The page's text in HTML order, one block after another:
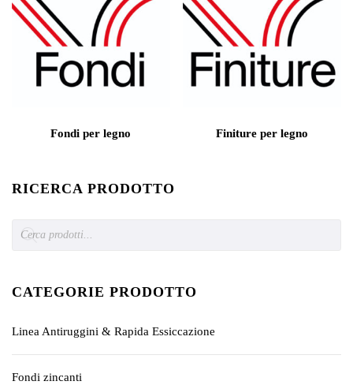
Fondi per legno Finiture per legno
RICERCA PRODOTTO
search
CATEGORIE PRODOTTO
Linea Antiruggini & Rapida Essiccazione
Fondi zincanti